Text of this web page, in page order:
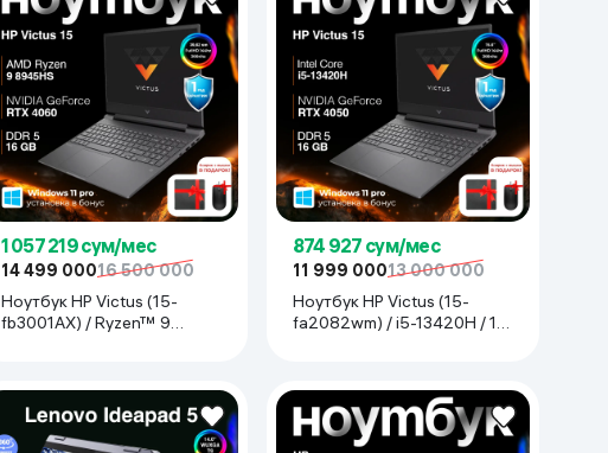
1 057 219 сум/мес
14 499 00016 500 000
Ноутбук HP Victus (15-
fb3001AX) / Ryzen™ 9
874 927 сум/мес
11 999 00013 000 000
Ноутбук HP Victus (15-
fa2082wm) / i5-13420H / 16